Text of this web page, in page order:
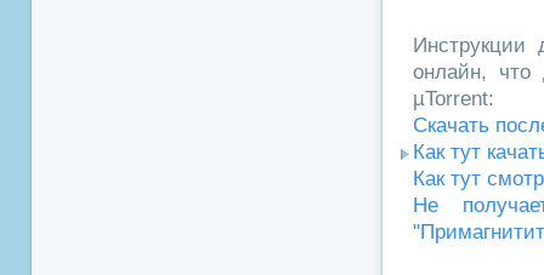
Инструкции
онлайн, что
µTorrent:
Скачать
Как тут
Как тут
Не